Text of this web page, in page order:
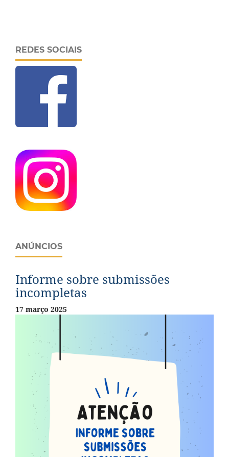
REDES SOCIAIS
ANÚNCIOS
Informe sobre submissões
incompletas
17 março 2025